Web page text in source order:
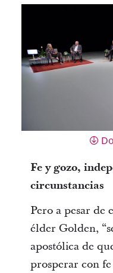
Fe y gozo,
circunstancias
Pero a pesar de
élder Golden,
apostólica de
prosperar con